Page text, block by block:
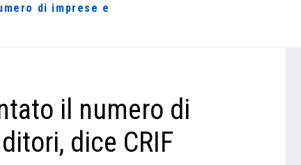
di imprese e
il numero di
dice CRIF